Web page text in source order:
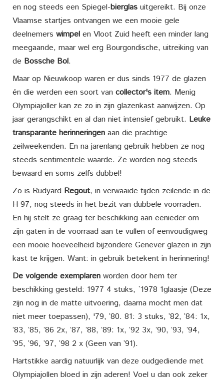
en nog steeds een Spiegel-bierglas uitgereikt. Bij onze
Vlaamse startjes ontvangen we een mooie gele
deelnemers wimpel en Vloot Zuid heeft een minder lang
meegaande, maar wel erg Bourgondische, uitreiking van
de Bossche Bol.
Maar op Nieuwkoop waren er dus sinds 1977 de glazen
én die werden een soort van collector's item. Menig
Olympiajoller kan ze zo in zijn glazenkast aanwijzen. Op
jaar gerangschikt en al dan niet intensief gebruikt. Leuke
transparante herinneringen aan die prachtige
zeilweekenden. En na jarenlang gebruik hebben ze nog
steeds sentimentele waarde. Ze worden nog steeds
bewaard en soms zelfs dubbel!
Zo is Rudyard Regout, in verwaaide tijden zeilende in de
H 97, nog steeds in het bezit van dubbele voorraden.
En hij stelt ze graag ter beschikking aan eenieder om
zijn gaten in de voorraad aan te vullen of eenvoudigweg
een mooie hoeveelheid bijzondere Genever glazen in zijn
kast te krijgen. Want: in gebruik betekent in herinnering!
De volgende exemplaren worden door hem ter
beschikking gesteld: 1977 4 stuks, `1978 1glaasje (Deze
zijn nog in de matte uitvoering, daarna mocht men dat
niet meer toepassen), '79, ’80. 81: 3 stuks, ’82, ’84: 1x,
’83, ’85, ’86 2x, ’87, ’88, ’89: 1x, ’92 3x, ’90, ’93, ’94,
’95, ’96, ’97, ’98 2 x (Geen van ’91).
Hartstikke aardig natuurlijk van deze oudgediende met
Olympiajollen bloed in zijn aderen! Voel u dan ook zeker